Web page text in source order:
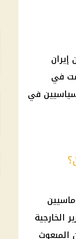
في
سياسيين في
الخارجية
المبعوث